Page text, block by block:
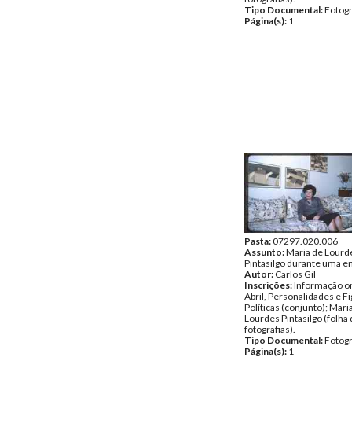
Tipo Documental:
Página(s): 1
Pasta:07297.020.006
Assunto:Maria de
Pintasilgo durante uma
Autor: Carlos Gil
Inscrições:Informação
Abril, Personalidades e
Políticas (conjunto);
Lourdes Pintasilgo (folha
fotografias).
Tipo Documental:
Página(s): 1